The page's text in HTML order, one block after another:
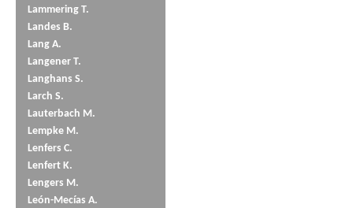
Lammering T.
Landes B.
Lang A.
Langener T.
Langhans S.
Larch S.
Lauterbach M.
Lempke M.
Lenfers C.
Lenfert K.
Lengers M.
León-Mecías A.